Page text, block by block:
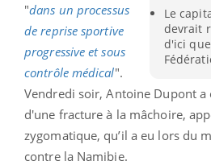
Le
devrait
d'ici
"dans un processus
de reprise sportive
progressive et sous
contrôle médical".
Vendredi soir, Antoine Dupont a
d'une fracture à la mâchoire,
zygomatique, qu’il a eu lors du
contre la Namibie.